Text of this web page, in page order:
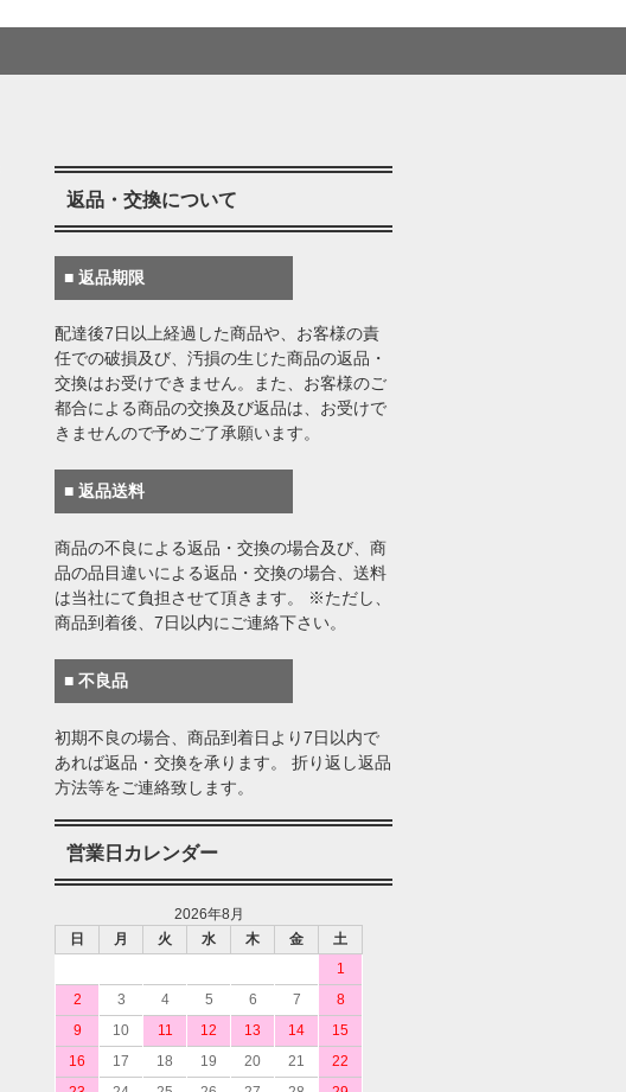
返品・交換について
■ 返品期限
配達後7日以上経過した商品や、お客様の責
任での破損及び、汚損の生じた商品の返品・
交換はお受けできません。また、お客様のご
都合による商品の交換及び返品は、お受けで
きませんので予めご了承願います。
■ 返品送料
商品の不良による返品・交換の場合及び、商
品の品目違いによる返品・交換の場合、送料
は当社にて負担させて頂きます。 ※ただし、
商品到着後、7日以内にご連絡下さい。
■ 不良品
初期不良の場合、商品到着日より7日以内で
あれば返品・交換を承ります。 折り返し返品
方法等をご連絡致します。
営業日カレンダー
2026年8月
日
月 火 水 木 金
土
1
2
3 4 5 6 7
8
9
10 11 12 13 14
15
16
17 18 19 20 21
22